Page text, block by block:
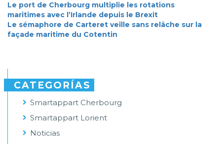
Le port de Cherbourg multiplie les rotations
maritimes avec l’Irlande depuis le Brexit
Le sémaphore de Carteret veille sans relâche sur la
façade maritime du Cotentin
CATEGORÍAS
Smartappart Cherbourg
Smartappart Lorient
Noticias